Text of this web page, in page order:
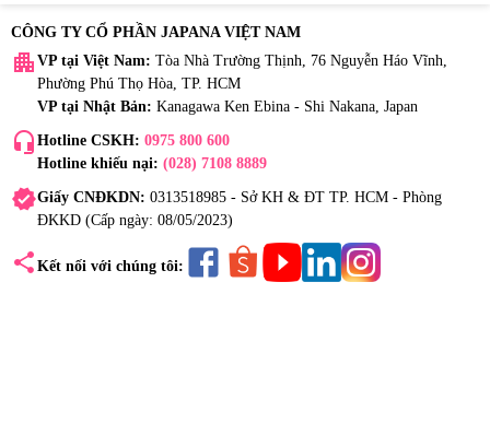
CÔNG TY CỔ PHẦN JAPANA VIỆT NAM
apartment VP tại Việt Nam: Tòa Nhà Trường Thịnh, 76 Nguyễn Háo Vĩnh,
Phường Phú Thọ Hòa, TP. HCM
VP tại Nhật Bản: Kanagawa Ken Ebina - Shi Nakana, Japan
headset_mic Hotline CSKH: 0975 800 600
Hotline khiếu nại: (028) 7108 8889
verifiedGiấy CNĐKDN: 0313518985 - Sở KH & ĐT TP. HCM - Phòng
ĐKKD (Cấp ngày: 08/05/2023)
share Kết nối với chúng tôi: